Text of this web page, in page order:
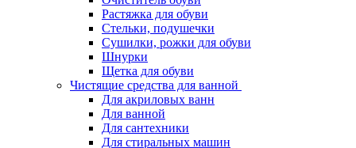
Растяжка для обуви
Стельки, подушечки
Сушилки, рожки для обуви
Шнурки
Щетка для обуви
Чистящие средства для ванной
Для акриловых ванн
Для ванной
Для сантехники
Для стиральных машин